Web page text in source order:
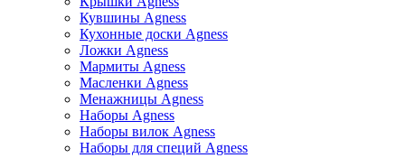
Кувшины Agness
Кухонные доски Agness
Ложки Agness
Мармиты Agness
Масленки Agness
Менажницы Agness
Наборы Agness
Наборы вилок Agness
Наборы для специй Agness